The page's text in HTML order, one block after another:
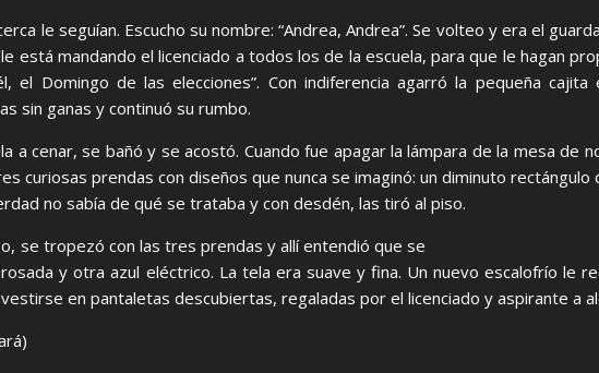
le seguían. Escucho su nombre: “Andrea, Andrea”. Se volteo y era el
está mandando el licenciado a todos los de la escuela, para que le hagan
Domingo de las elecciones”. Con indiferencia agarró la pequeña cajita
sin ganas y continuó su rumbo.
a cenar, se bañó y se acostó. Cuando fue apagar la lámpara de la mesa de
curiosas prendas con diseños que nunca se imaginó: un diminuto rectángulo
no sabía de qué se trataba y con desdén, las tiró al piso.
se tropezó con las tres prendas y allí entendió que se
y otra azul eléctrico. La tela era suave y fina. Un nuevo escalofrío le
en pantaletas descubiertas, regaladas por el licenciado y aspirante a